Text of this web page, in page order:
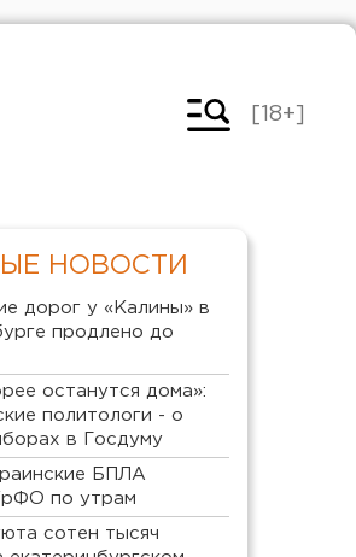
[18+]
НОВОСТИ
дорог у «Калины» в
продлено до
останутся дома»:
политологи - о
в Госдуму
БПЛА
по утрам
сотен тысяч